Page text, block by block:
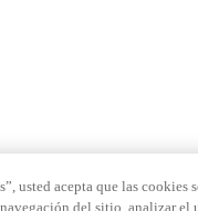
usted acepta que las cookies
del sitio, analizar el